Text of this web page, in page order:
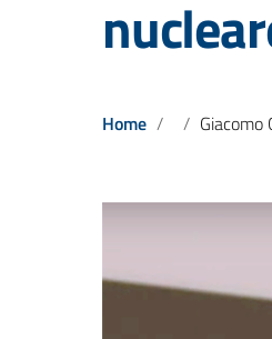
Home Giacomo Cuttone –